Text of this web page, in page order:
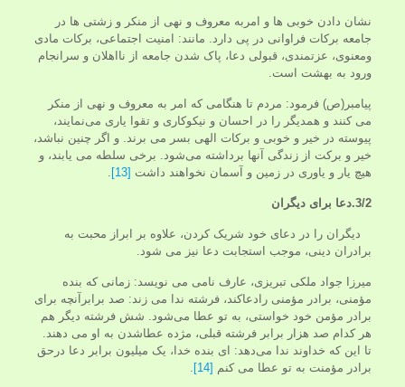
نشان دادن خوبی ها و امربه معروف و نهی از منکر و زشتی ها در
جامعه برکات فراوانی در پی دارد. مانند: امنیت اجتماعی، برکات مادی
ومعنوی، عزتمندی، قبولی دعا، پاک شدن جامعه از نااهلان و سرانجام
ورود به بهشت است.
پیامبر(ص) فرمود: مردم تا هنگامی که امر به معروف و نهی از منکر
می کنند و همدیگر را در احسان و نیکوکاری و تقوا یاری می‌نمایند،
پیوسته در خیر و خوبی و برکات الهی بسر می برند. و اگر چنین نباشد،
خیر و برکت از زندگی آنها برداشته می‌شود. برخی سلطه می یابند، و
هیچ یار و یاوری در زمین و آسمان نخواهند داشت [13]
.
3/2.دعا برای دیگران
دیگران را در دعای خود شریک کردن، علاوه بر ابراز محبت به
برادران دینی، موجب استجابت دعا نیز می شود.
میرزا جواد ملکی تبریزی، عارف نامی می نویسد: زمانی که بنده
مؤمنی، برادر مؤمنی رادعاکند، فرشته ندا می زند: صد برابرآنچه برای
برادر مؤمن خود خواستی، به تو عطا می‌شود. شش فرشته دیگر هم
هر کدام صد هزار برابر فرشته قبلی، مژده عطاشدن به او می دهند.
تا این که خداوند ندا می‌دهد: ای بنده خدا، یک میلیون برابر دعا درحق
برادر مؤمنت به تو عطا می کنم [14]
.